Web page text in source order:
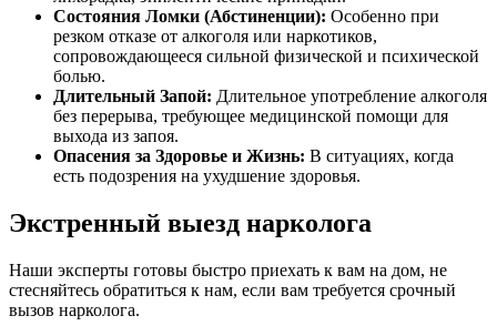
Состояния Ломки (Абстиненции): Особенно при
резком отказе от алкоголя или наркотиков,
сопровождающееся сильной физической и психической
болью.
Длительный Запой: Длительное употребление алкоголя
без перерыва, требующее медицинской помощи для
выхода из запоя.
Опасения за Здоровье и Жизнь: В ситуациях, когда
есть подозрения на ухудшение здоровья.
Экстренный выезд нарколога
Наши эксперты готовы быстро приехать к вам на дом, не
стесняйтесь обратиться к нам, если вам требуется срочный
вызов нарколога.